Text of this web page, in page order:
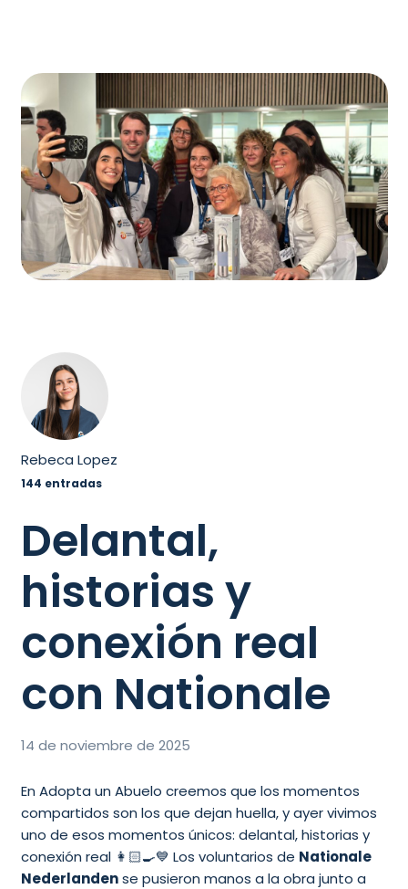
Rebeca Lopez
144 entradas
Delantal,
historias y
conexión real
con Nationale
14 de noviembre de 2025
En Adopta un Abuelo creemos que los momentos
compartidos son los que dejan huella, y ayer vivimos
uno de esos momentos únicos: delantal, historias y
conexión real 👩🏻‍🍳💙 Los voluntarios de Nationale
Nederlandense pusieron manos a la obra junto a